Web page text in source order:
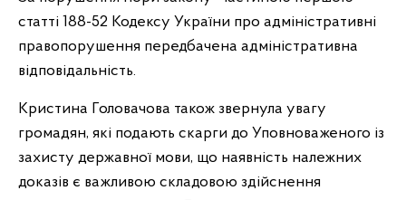
статті 188-52 Кодексу України про адміністративні
правопорушення передбачена адміністративна
відповідальність.
Кристина Головачова також звернула увагу
громадян, які подають скарги до Уповноваженого із
захисту державної мови, що наявність належних
доказів є важливою складовою здійснення